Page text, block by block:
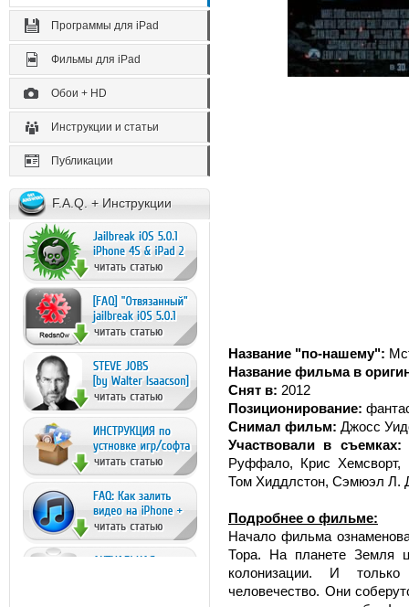
Программы для iPad
Фильмы для iPad
Обои + HD
Инструкции и статьи
Публикации
F.A.Q. + Инструкции
Название "по-нашему":
Название фильма в
Снят в: 2012
Позиционирование:
Снимал фильм: Джосс
Участвовали в
Руффало, Крис Хемсворт,
Том Хиддлстон, Сэмюэл Л.
Подробнее о фильме:
Начало фильма
Тора. На планете Земля
колонизации. И
человечество. Они